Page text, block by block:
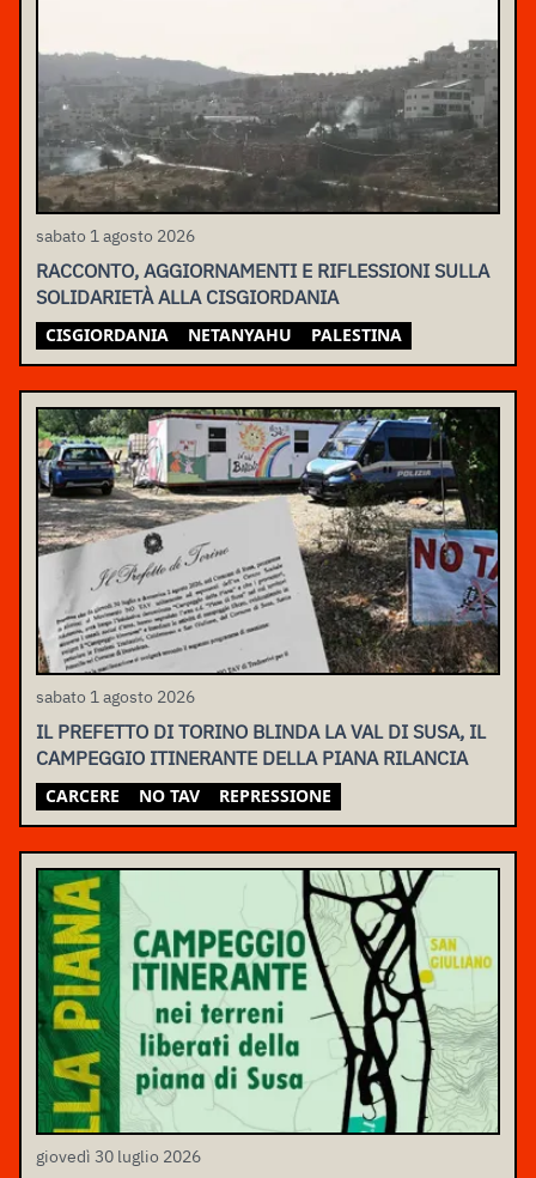
sabato 1 agosto 2026
RACCONTO, AGGIORNAMENTI E RIFLESSIONI SULLA
SOLIDARIETÀ ALLA CISGIORDANIA
CISGIORDANIA NETANYAHU PALESTINA
sabato 1 agosto 2026
IL PREFETTO DI TORINO BLINDA LA VAL DI SUSA, IL
CAMPEGGIO ITINERANTE DELLA PIANA RILANCIA
CARCERE NO TAV REPRESSIONE
giovedì 30 luglio 2026